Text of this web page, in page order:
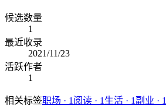
候选数量
1
最近收录
2021/11/23
活跃作者
1
相关标签职场 · 1 阅读 · 1 生活 · 1 副业 · 1